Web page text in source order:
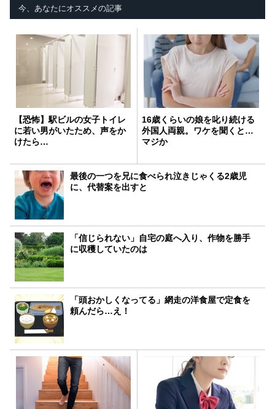
今、あなたにオススメの記事
【恐怖】駅ビルの女子トイレ
に若い男がいたため、声をか
けたら…
16歳くらいの娘を叱り続ける
外国人両親。ワケを聞くと…
マジか
最後の一つを兄に食べられ泣きじゃくる2歳児
に、代替案を出すと
「信じられない」自宅の庭へ入り、作物を勝手
に収穫していたのは
「頭おかしくなってる」網走の洋食屋で定食を
頼んだら…え！